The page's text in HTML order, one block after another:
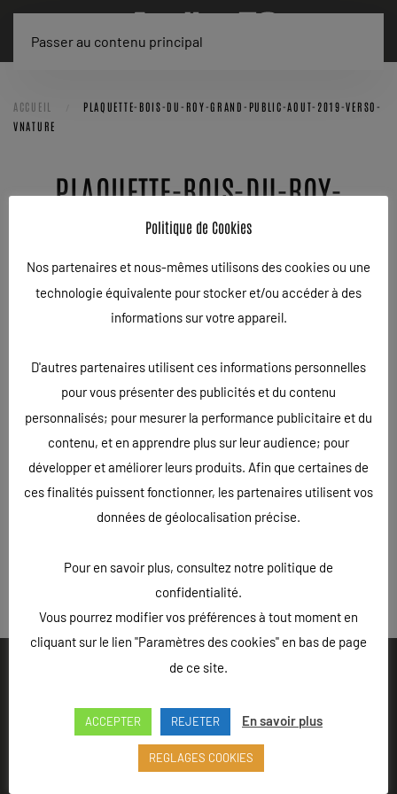
Passer au contenu principal
ACCUEIL
PLAQUETTE-BOIS-DU-ROY-GRAND-PUBLIC-AOUT-2019-VERSO-
VNATURE
PLAQUETTE-BOIS-DU-ROY-
GRAND-PUBLIC-AOUT-2019-
VERSO-VNATURE
Ouvert du lundi au vendredi de 9h à 18h - Rue Louis Lepître,
Hôtel des entreprises, 52200 LANGRES
Politique de Cookies
Nos partenaires et nous-mêmes utilisons des cookies ou une
technologie équivalente pour stocker et/ou accéder à des
informations sur votre appareil.
D'autres partenaires utilisent ces informations personnelles
pour vous présenter des publicités et du contenu
personnalisés; pour mesurer la performance publicitaire et du
contenu, et en apprendre plus sur leur audience; pour
développer et améliorer leurs produits. Afin que certaines de
ces finalités puissent fonctionner, les partenaires utilisent vos
données de géolocalisation précise.
Pour en savoir plus, consultez notre politique de
confidentialité.
Vous pourrez modifier vos préférences à tout moment en
cliquant sur le lien "Paramètres des cookies" en bas de page
de ce site.
ACCEPTER REJETER En savoir plus
REGLAGES COOKIES